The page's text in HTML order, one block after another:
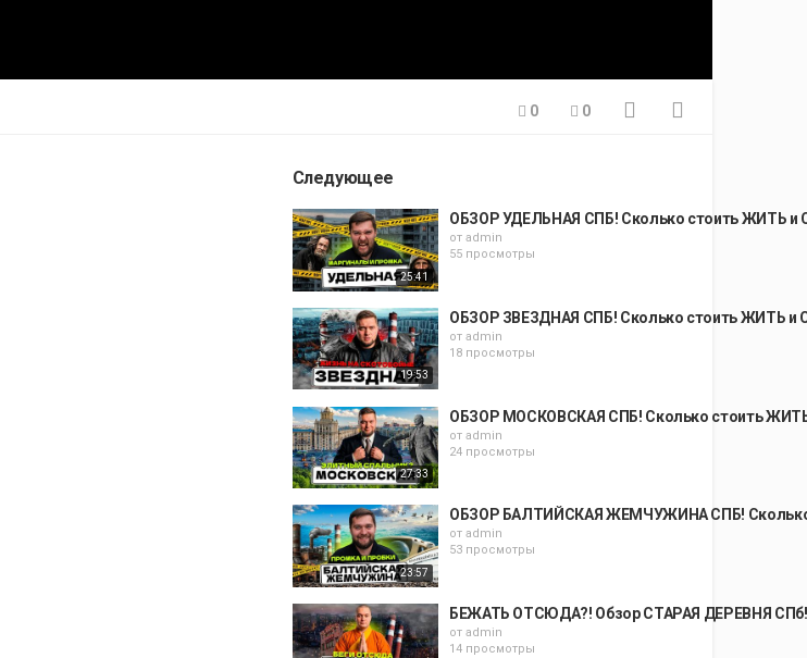
0 0
Следующее
25:41
ОБЗОР УДЕЛЬНАЯ СПБ! Сколько стоить ЖИТЬ и
от admin
55 просмотры
19:53
ОБЗОР ЗВЕЗДНАЯ СПБ! Сколько стоить ЖИТЬ и
от admin
18 просмотры
27:33
ОБЗОР МОСКОВСКАЯ СПБ! Сколько стоить
от admin
24 просмотры
23:57
ОБЗОР БАЛТИЙСКАЯ ЖЕМЧУЖИНА СПБ! Сколько
от admin
53 просмотры
БЕЖАТЬ ОТСЮДА?! Обзор СТАРАЯ ДЕРЕВНЯ СПб!
от admin
14 просмотры